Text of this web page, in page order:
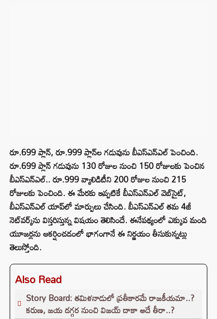
రూ.699 ప్లాన్‌, రూ.999 ప్లాన్‌ల గడువును బీఎస్‌ఎన్‌ఎల్‌ పెంచింది.
రూ.699 ప్లాన్‌ గడువును 130 రోజుల నుంచి 150 రోజులకు పెంచిన
బీఎస్ఎన్ఎల్.. రూ.999 వ్యాలిడిటీని 200 రోజుల నుంచి 215
రోజులకు పెంచింది. ఈ మేరకు ఇప్పటికే బీఎస్ఎన్ఎల్ వెబ్‌సైట్‌,
బీఎస్ఎన్ఎల్ యాప్‌లో మార్పులు చేసింది. బీఎస్‌ఎన్‌ఎల్‌ తమ 4జీ
నెట్‌వర్క్‌ను విస్తరిస్తున్న విషయం తెలిసిందే. ఈనేపథ్యంలో ఎక్కువ మంది
యూజర్లను ఆకర్షించడంలో భాగంగానే ఈ నిర్ణయం తీసుకున్నట్లు
తెలుస్తోంది.
Also Read
Story Board: తమిళనాడులో ప్రతీకారమే రాజకీయమా..?
కరుణ, జయ దగ్గర నుంచి విజయ్ దాకా అదే తీరా..?